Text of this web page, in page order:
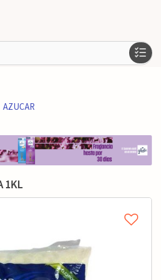
AZUCAR
1KL